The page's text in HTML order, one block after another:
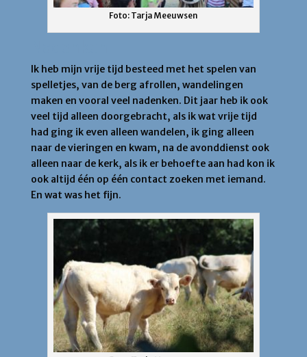
Foto: Tarja Meeuwsen
Ik heb mijn vrije tijd besteed met het spelen van
spelletjes, van de berg afrollen, wandelingen
maken en vooral veel nadenken. Dit jaar heb ik ook
veel tijd alleen doorgebracht, als ik wat vrije tijd
had ging ik even alleen wandelen, ik ging alleen
naar de vieringen en kwam, na de avonddienst ook
alleen naar de kerk, als ik er behoefte aan had kon ik
ook altijd één op één contact zoeken met iemand.
En wat was het fijn.